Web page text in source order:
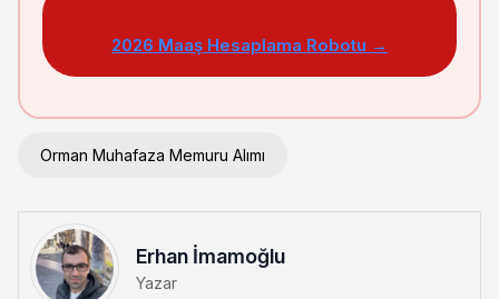
2026 Maaş Hesaplama Robotu →
Orman Muhafaza Memuru Alımı
Erhan İmamoğlu
Yazar